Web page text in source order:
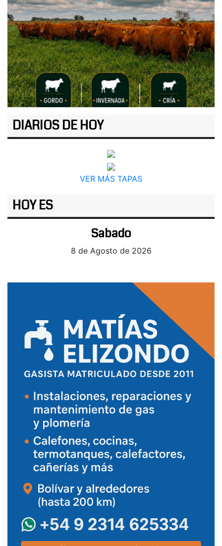
DIARIOS DE HOY
VER MÁS TAPAS
HOY ES
Sabado
8 de Agosto de 2026